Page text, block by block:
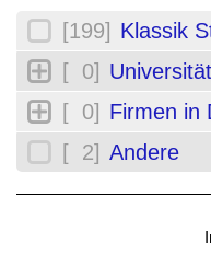
[199] Klassik
[ 0]
[ 0] Firmen in
[ 2] Andere